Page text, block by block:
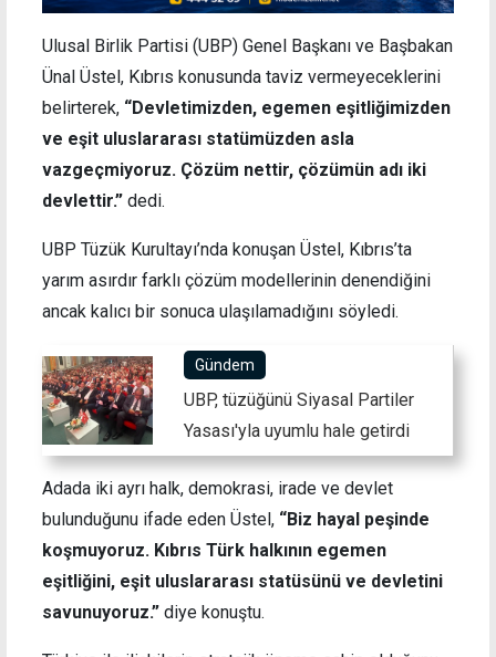
Ulusal Birlik Partisi (UBP) Genel Başkanı ve Başbakan
Ünal Üstel, Kıbrıs konusunda taviz vermeyeceklerini
belirterek, “Devletimizden, egemen eşitliğimizden
ve eşit uluslararası statümüzden asla
vazgeçmiyoruz. Çözüm nettir, çözümün adı iki
devlettir.” dedi.
UBP Tüzük Kurultayı’nda konuşan Üstel, Kıbrıs’ta
yarım asırdır farklı çözüm modellerinin denendiğini
ancak kalıcı bir sonuca ulaşılamadığını söyledi.
Gündem
UBP, tüzüğünü Siyasal Partiler
Yasası'yla uyumlu hale getirdi
Adada iki ayrı halk, demokrasi, irade ve devlet
bulunduğunu ifade eden Üstel, “Biz hayal peşinde
koşmuyoruz. Kıbrıs Türk halkının egemen
eşitliğini, eşit uluslararası statüsünü ve devletini
savunuyoruz.” diye konuştu.